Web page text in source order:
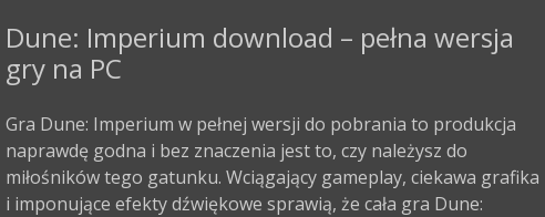
Dune: Imperium download – pełna wersja
gry na PC
Gra Dune: Imperium w pełnej wersji do pobrania to produkcja
naprawdę godna i bez znaczenia jest to, czy należysz do
miłośników tego gatunku. Wciągający gameplay, ciekawa grafika
i imponujące efekty dźwiękowe sprawią, że cała gra Dune: